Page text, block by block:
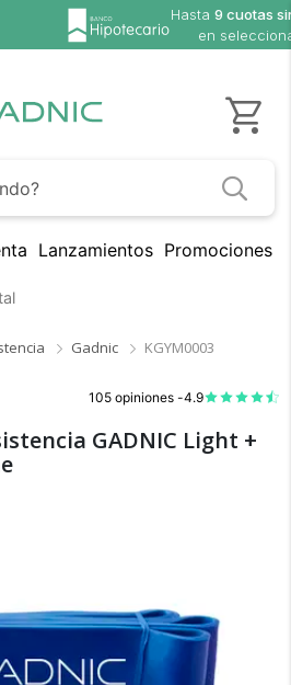
Hasta 9 cuotas
en
Lanzamientos Promociones
Gadnic KGYM0003
105 opiniones -4.9
GADNIC Light +